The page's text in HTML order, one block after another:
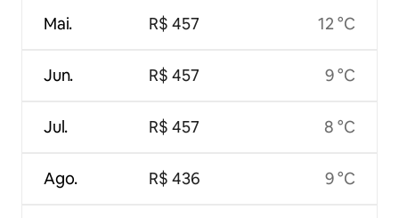
Mai.
Jun.
Jul.
Ago.
R$ 457
R$ 457
R$ 457
R$ 436
12 °C
9 °C
8 °C
9 °C